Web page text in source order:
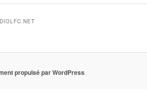
propulsé par WordPress